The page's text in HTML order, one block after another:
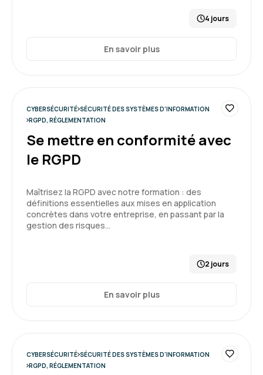
4 jours
En savoir plus
CYBERSÉCURITÉ SÉCURITÉ DES SYSTÈMES D'INFORMATION
RGPD, RÉGLEMENTATION
Se mettre en conformité avec
le RGPD
Maîtrisez la RGPD avec notre formation : des
définitions essentielles aux mises en application
concrètes dans votre entreprise, en passant par la
gestion des risques…
2 jours
En savoir plus
CYBERSÉCURITÉ SÉCURITÉ DES SYSTÈMES D'INFORMATION
RGPD, RÉGLEMENTATION